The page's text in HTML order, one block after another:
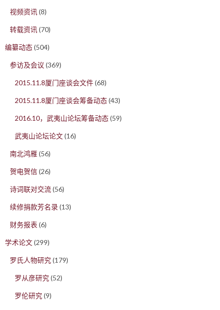
视频资讯(8)
转载资讯(70)
编纂动态(504)
参访及会议 (369)
2015.11.8厦门座谈会文件(68)
2015.11.8厦门座谈会筹备动态(43)
2016.10，武夷山论坛筹备动态(59)
武夷山论坛论文(16)
南北鸿雁(56)
贺电贺信(26)
诗词联对交流(56)
续修捐款芳名录(13)
财务报表 (6)
学术论文(299)
罗氏人物研究(179)
罗从彦研究(52)
罗伦研究(9)